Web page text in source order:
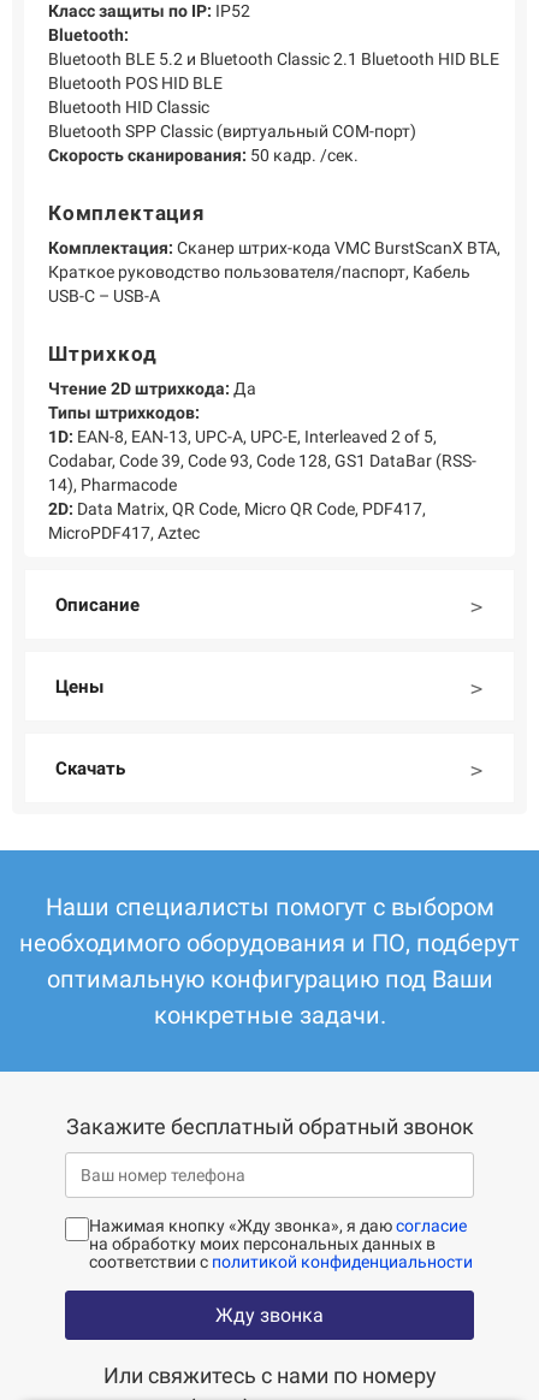
Класс защиты по IP: IP52
Bluetooth:
Bluetooth BLE 5.2 и Bluetooth Classic 2.1 Bluetooth HID BLE
Bluetooth POS HID BLE
Bluetooth HID Classic
Bluetooth SPP Classic (виртуальный COM-порт)
Скорость сканирования: 50 кадр. /сек.
Комплектация
Комплектация: Сканер штрих-кода VMC BurstScanX BTA,
Краткое руководство пользователя/паспорт, Кабель
USB-C – USB-A
Штрихкод
Чтение 2D штрихкода: Да
Типы штрихкодов:
1D: EAN-8, EAN-13, UPC-A, UPC-E, Interleaved 2 of 5,
Codabar, Code 39, Code 93, Code 128, GS1 DataBar (RSS-
14), Pharmacode
2D: Data Matrix, QR Code, Micro QR Code, PDF417,
MicroPDF417, Aztec
Описание
Цены
Скачать
Наши специалисты помогут с выбором
необходимого оборудования и ПО, подберут
оптимальную конфигурацию под Ваши
конкретные задачи.
Закажите бесплатный обратный звонок
Нажимая кнопку «Жду звонка», я даюсогласие
на обработку моих персональных данных в
соответствии с политикой конфиденциальности
Жду звонка
Или свяжитесь с нами по номеру